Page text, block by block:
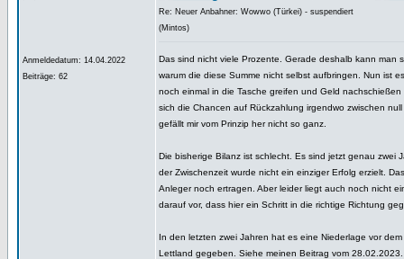
Anmeldedatum: 14.04.2022
Beiträge: 62
Re: Neuer Anbahner: Wowwo (Türkei) - suspendiert
(Mintos)
Das sind nicht viele Prozente. Gerade deshalb kann man
warum die diese Summe nicht selbst aufbringen. Nun ist
noch einmal in die Tasche greifen und Geld
sich die Chancen auf Rückzahlung irgendwo zwischen
gefällt mir vom Prinzip her nicht so ganz.
Die bisherige Bilanz ist schlecht. Es sind jetzt genau zwei
der Zwischenzeit wurde nicht ein einziger Erfolg erzielt.
Anleger noch ertragen. Aber leider liegt auch noch nicht
darauf vor, dass hier ein Schritt in die richtige Richtung
In den letzten zwei Jahren hat es eine Niederlage vor
Lettland gegeben. Siehe meinen Beitrag vom